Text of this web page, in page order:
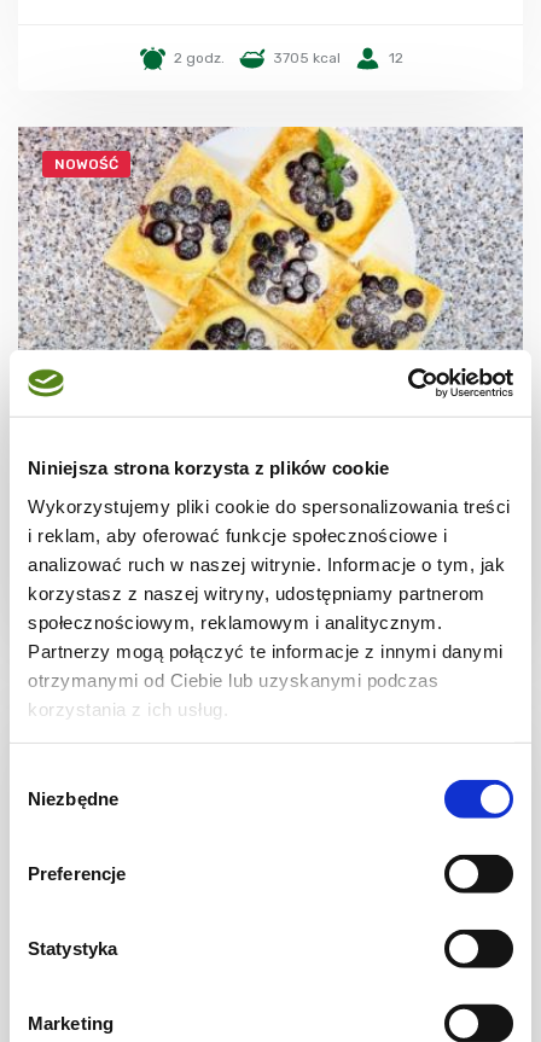
Niniejsza strona korzysta z plików cookie
Wykorzystujemy pliki cookie do spersonalizowania treści
i reklam, aby oferować funkcje społecznościowe i
analizować ruch w naszej witrynie. Informacje o tym, jak
korzystasz z naszej witryny, udostępniamy partnerom
społecznościowym, reklamowym i analitycznym.
Partnerzy mogą połączyć te informacje z innymi danymi
otrzymanymi od Ciebie lub uzyskanymi podczas
korzystania z ich usług.
zgody
Niezbędne
Preferencje
Statystyka
Marketing
2 godz. 3705 kcal 12
NOWOŚĆ
Ciastka francuskie z borówkami + film
30 min. 1531 kcal 8
CIASTA I TORTY